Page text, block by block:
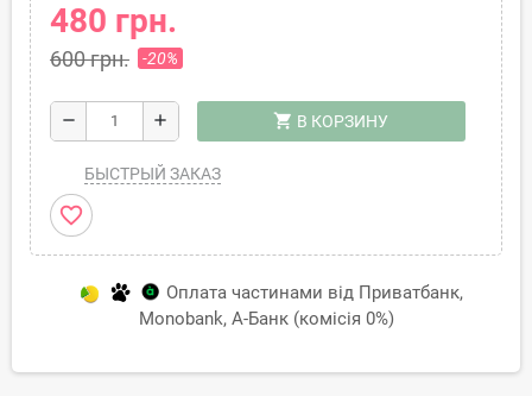
480 грн.
600 грн. -20%
remove add shopping_cart В КОРЗИНУ
БЫСТРЫЙ ЗАКАЗ
favorite_border
Оплата частинами від Приватбанк,
Monobank, А-Банк (комісія 0%)